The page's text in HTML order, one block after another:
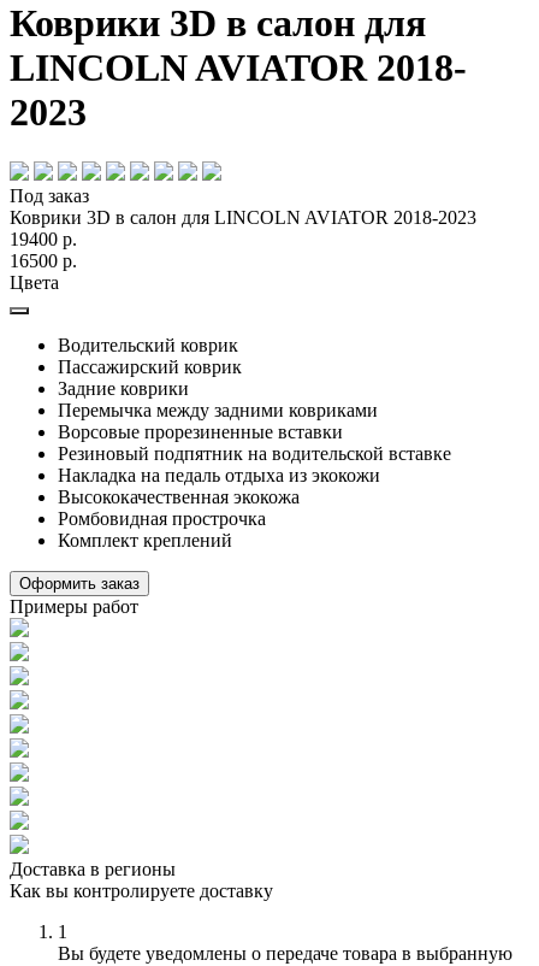
Коврики 3D в салон для
LINCOLN AVIATOR 2018-
2023
Под заказ
Коврики 3D в салон для LINCOLN AVIATOR 2018-2023
19400 р.
16500 р.
Цвета
Водительский коврик
Пассажирский коврик
Задние коврики
Перемычка между задними ковриками
Ворсовые прорезиненные вставки
Резиновый подпятник на водительской вставке
Накладка на педаль отдыха из экокожи
Высококачественная экокожа
Ромбовидная прострочка
Комплект креплений
Оформить заказ
Примеры работ
Доставка в регионы
Как вы контролируете доставку
1
Вы будете уведомлены о передаче товара в выбранную